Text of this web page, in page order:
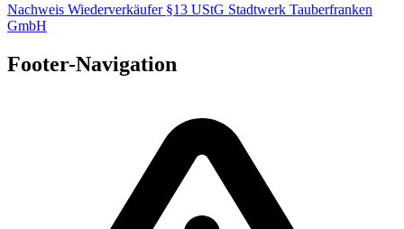
Nachweis Wiederverkäufer §13 UStG Stadtwerk Tauberfranken
GmbH
Footer-Navigation